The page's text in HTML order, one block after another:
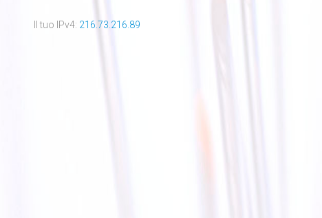
Il tuo IPv4: 216.73.216.89